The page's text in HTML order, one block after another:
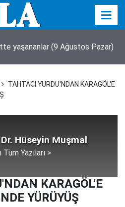
yaşananlar (9 Ağustos Pazar)
TAHTACI YURDU'NDAN KARAGÖL'E
Hüseyin Muşmal
Tüm Yazıları >
KARAGÖL'E
YÜRÜYÜŞ